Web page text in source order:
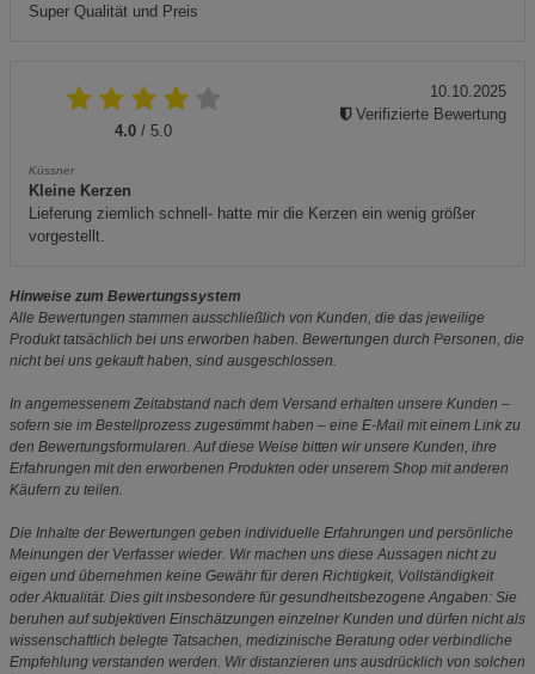
Super Qualität und Preis
4.0 / 5.0
Küssner
Kleine Kerzen
Lieferung ziemlich schnell- hatte mir die Kerzen ein wenig größer
vorgestellt.
10.10.2025
Verifizierte Bewertung
Hinweise zum Bewertungssystem
Alle Bewertungen stammen ausschließlich von Kunden, die das jeweilige
Produkt tatsächlich bei uns erworben haben. Bewertungen durch Personen, die
nicht bei uns gekauft haben, sind ausgeschlossen.
In angemessenem Zeitabstand nach dem Versand erhalten unsere Kunden –
sofern sie im Bestellprozess zugestimmt haben – eine E-Mail mit einem Link zu
den Bewertungsformularen. Auf diese Weise bitten wir unsere Kunden, ihre
Erfahrungen mit den erworbenen Produkten oder unserem Shop mit anderen
Käufern zu teilen.
Die Inhalte der Bewertungen geben individuelle Erfahrungen und persönliche
Meinungen der Verfasser wieder. Wir machen uns diese Aussagen nicht zu
eigen und übernehmen keine Gewähr für deren Richtigkeit, Vollständigkeit
oder Aktualität. Dies gilt insbesondere für gesundheitsbezogene Angaben: Sie
beruhen auf subjektiven Einschätzungen einzelner Kunden und dürfen nicht als
wissenschaftlich belegte Tatsachen, medizinische Beratung oder verbindliche
Empfehlung verstanden werden. Wir distanzieren uns ausdrücklich von solchen